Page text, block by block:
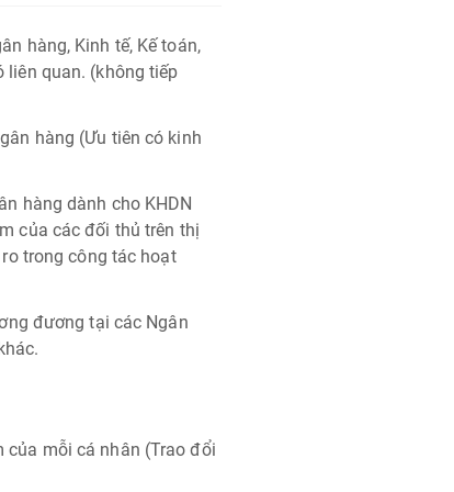
hàng, Kinh tế, Kế toán,
liên quan. (không tiếp
hàng (Ưu tiên có kinh
hàng dành cho KHDN
của các đối thủ trên thị
trong công tác hoạt
đương tại các Ngân
của mỗi cá nhân (Trao đổi